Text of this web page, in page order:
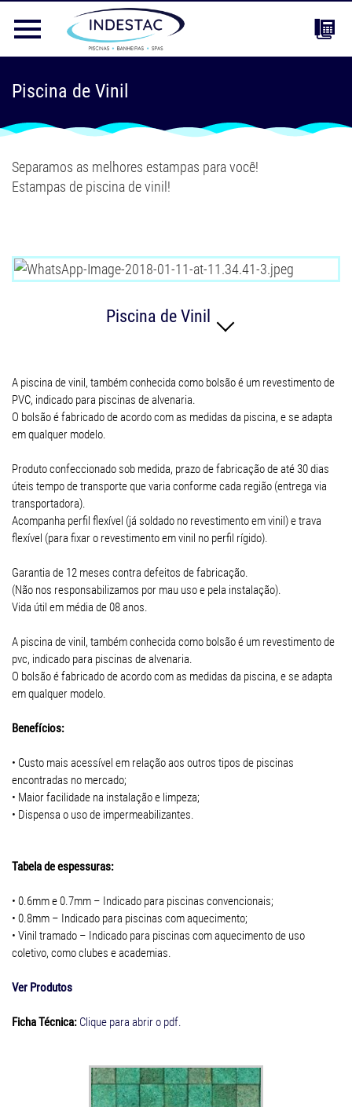
Piscina de Vinil
Separamos as melhores estampas para você!
Estampas de piscina de vinil!
Piscina de Vinil
A piscina de vinil, também conhecida como bolsão é um revestimento de
PVC, indicado para piscinas de alvenaria.
O bolsão é fabricado de acordo com as medidas da piscina, e se adapta
em qualquer modelo.
Produto confeccionado sob medida, prazo de fabricação de até 30 dias
úteis tempo de transporte que varia conforme cada região (entrega via
transportadora).
Acompanha perfil flexível (já soldado no revestimento em vinil) e trava
flexível (para fixar o revestimento em vinil no perfil rígido).
Garantia de 12 meses contra defeitos de fabricação.
(Não nos responsabilizamos por mau uso e pela instalação).
Vida útil em média de 08 anos.
A piscina de vinil, também conhecida como bolsão é um revestimento de
pvc, indicado para piscinas de alvenaria.
O bolsão é fabricado de acordo com as medidas da piscina, e se adapta
em qualquer modelo.
Benefícios:
• Custo mais acessível em relação aos outros tipos de piscinas
encontradas no mercado;
• Maior facilidade na instalação e limpeza;
• Dispensa o uso de impermeabilizantes.
Tabela de espessuras:
• 0.6mm e 0.7mm – Indicado para piscinas convencionais;
• 0.8mm – Indicado para piscinas com aquecimento;
• Vinil tramado – Indicado para piscinas com aquecimento de uso
coletivo, como clubes e academias.
Ver Produtos
Ficha Técnica: Clique para abrir o pdf.